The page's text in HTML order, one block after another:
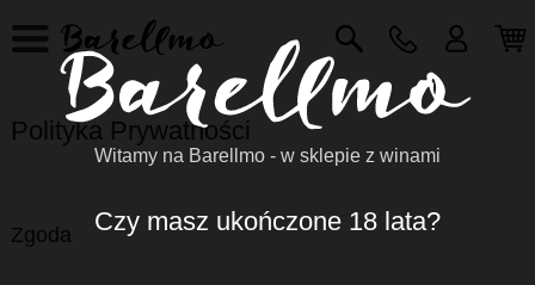
Polityka Prywatności
Zgoda
Witamy na Barellmo - w sklepie z winami
Czy masz ukończone 18 lata?